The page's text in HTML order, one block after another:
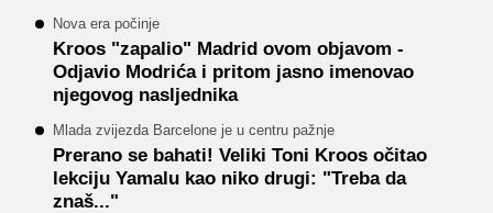
Nova era počinje
Kroos "zapalio" Madrid ovom objavom -
Odjavio Modrića i pritom jasno imenovao
njegovog nasljednika
Mlada zvijezda Barcelone je u centru pažnje
Prerano se bahati! Veliki Toni Kroos očitao
lekciju Yamalu kao niko drugi: "Treba da
znaš..."